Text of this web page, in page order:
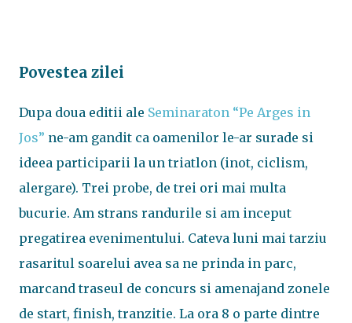
Povestea zilei
Dupa doua editii ale Seminaraton “Pe Arges in
Jos” ne-am gandit ca oamenilor le-ar surade si
ideea participarii la un triatlon (inot, ciclism,
alergare). Trei probe, de trei ori mai multa
bucurie. Am strans randurile si am inceput
pregatirea evenimentului. Cateva luni mai tarziu
rasaritul soarelui avea sa ne prinda in parc,
marcand traseul de concurs si amenajand zonele
de start, finish, tranzitie. La ora 8 o parte dintre